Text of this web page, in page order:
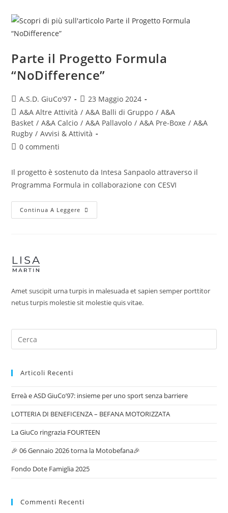
Parte il Progetto Formula
“NoDifference”
A.S.D. GiuCo'97
23 Maggio 2024
A&A Altre Attività / A&A Balli di Gruppo / A&A
Basket / A&A Calcio / A&A Pallavolo / A&A Pre-Boxe / A&A
Rugby / Avvisi & Attività
0 commenti
Il progetto è sostenuto da Intesa Sanpaolo attraverso il
Programma Formula in collaborazione con CESVI
Continua A Leggere
Amet suscipit urna turpis in malesuada et sapien semper porttitor
netus turpis molestie sit molestie quis vitae.
Articoli Recenti
Erreà e ASD GiuCo’97: insieme per uno sport senza barriere
LOTTERIA DI BENEFICENZA – BEFANA MOTORIZZATA
La GiuCo ringrazia FOURTEEN
🎉 06 Gennaio 2026 torna la Motobefana🎉
Fondo Dote Famiglia 2025
Commenti Recenti